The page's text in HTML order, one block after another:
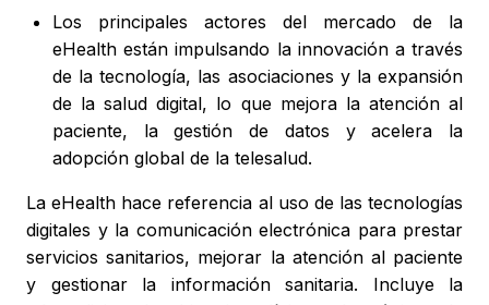
Los principales actores del mercado de la
eHealth están impulsando la innovación a través
de la tecnología, las asociaciones y la expansión
de la salud digital, lo que mejora la atención al
paciente, la gestión de datos y acelera la
adopción global de la telesalud.
La eHealth hace referencia al uso de las tecnologías
digitales y la comunicación electrónica para prestar
servicios sanitarios, mejorar la atención al paciente
y gestionar la información sanitaria. Incluye la